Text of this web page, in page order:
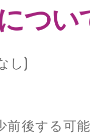
つい
し)
前後する可